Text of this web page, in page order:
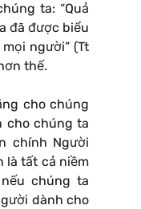
ta: “Quả
đã được biểu
người” (Tt
thế.
cho chúng
cho chúng ta
chính Người
là tất cả niềm
chúng ta
dành cho